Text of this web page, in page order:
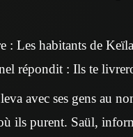
: Les habitants de
répondit : Ils te
avec ses gens au
ils purent. Saül,